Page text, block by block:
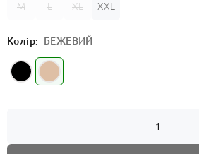
M L XL XXL
Колір: БЕЖЕВИЙ